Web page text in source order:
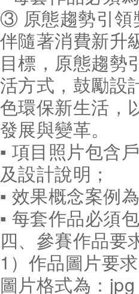
③ 原態趨勢引領
伴隨著消費新升
目標，原態趨勢
活方式，鼓勵設
色環保新生活，
發展與變革。
▪ 項目照片包含
及設計說明；
▪ 效果概念案例
▪ 每套作品必須
四、參賽作品要
1）作品圖片要求
圖片格式為：